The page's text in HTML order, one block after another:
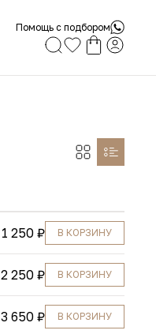
Помощь с подбором
1 250 ₽ В КОРЗИНУ
2 250 ₽ В КОРЗИНУ
3 650 ₽ В КОРЗИНУ